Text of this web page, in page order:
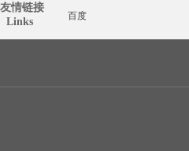
友情链接
  Links
百度